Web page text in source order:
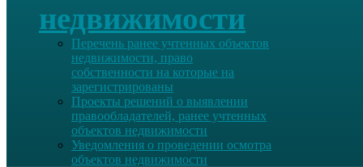
недвижимости
Перечень ранее учтенных объектов
недвижимости, право
собственности на которые на
зарегистрированы
Проекты решений о выявлении
правообладателей, ранее учтенных
объектов недвижимости
Уведомления о проведении осмотра
объектов недвижимости